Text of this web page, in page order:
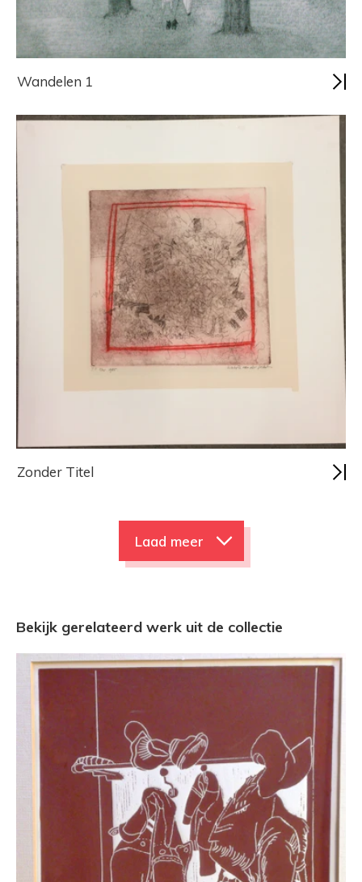
Wandelen 1
Zonder Titel
Laad meer
Bekijk gerelateerd werk uit de collectie